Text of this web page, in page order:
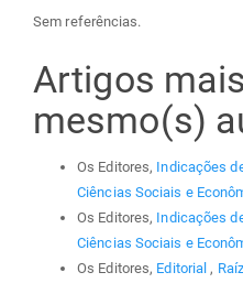
Sem referências.
Artigos
mesmo(s)
Os Editores, Indicações
Ciências Sociais e
Os Editores, Indicações
Ciências Sociais e
Os Editores, Editorial ,